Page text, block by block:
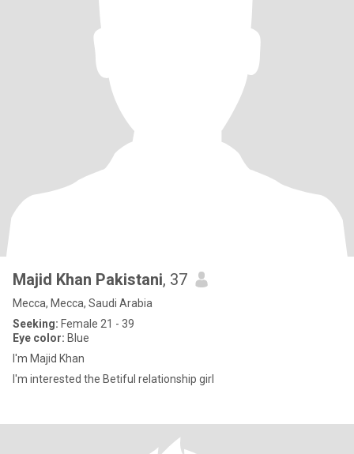
Majid Khan Pakistani, 37
Mecca, Mecca, Saudi Arabia
Seeking: Female 21 - 39
Eye color: Blue
I'm Majid Khan
I'm interested the Betiful relationship girl